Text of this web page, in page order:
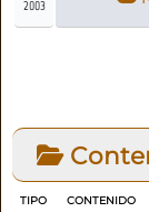
2003
TIPO CONTENIDO